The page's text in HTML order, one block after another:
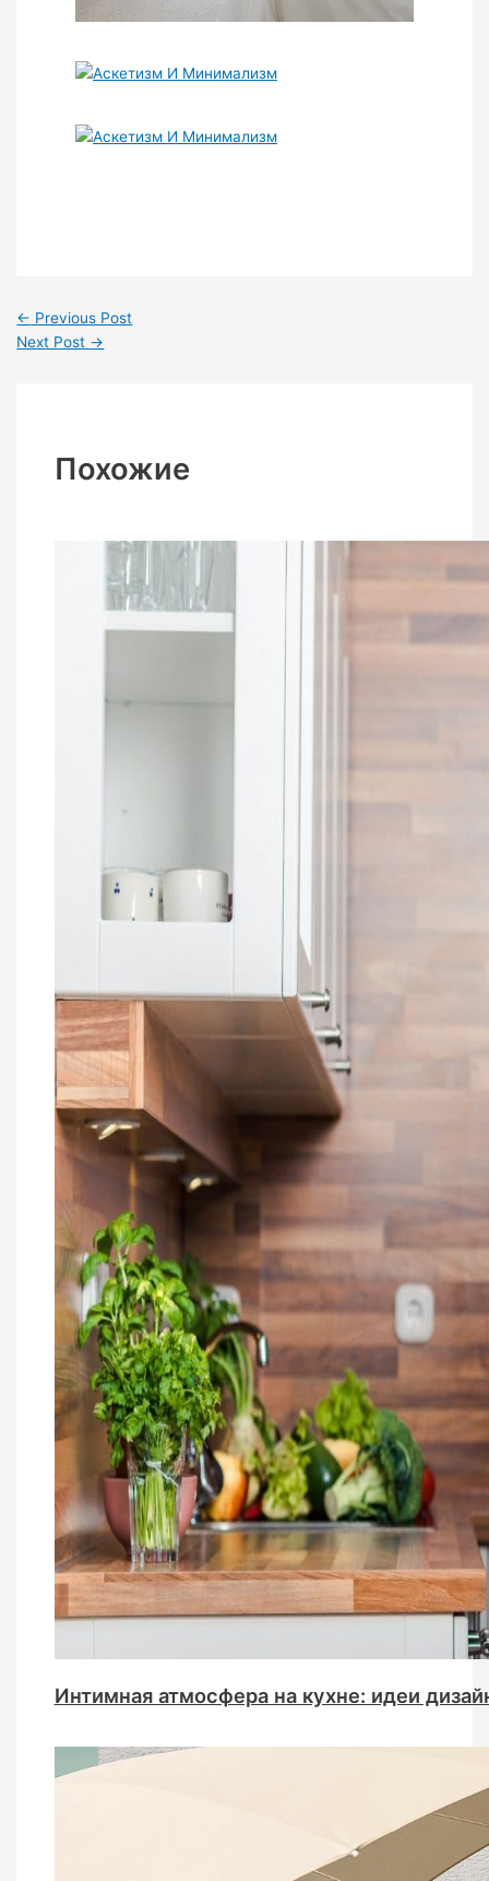
← Previous Post
Next Post →
Похожие
Интимная атмосфера на кухне: идеи